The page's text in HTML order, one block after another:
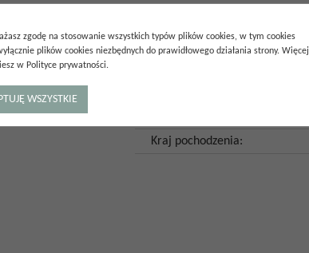
mechaniczną
i na zewnątrz, na
Ilość szt. w
opakowaniu:
Kraj pochodzenia:
zgodę na stosowanie wszystkich typów plików cookies, w tym cookies
plików cookies niezbędnych do prawidłowego działania strony. Więcej
w Polityce prywatności.
WSZYSTKIE